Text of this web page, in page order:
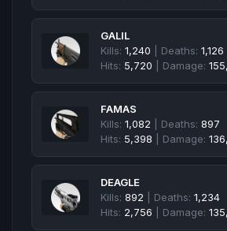
GALIL
Kills: 1,240 | Deaths: 1,126
Hits: 5,720 | Damage:
FAMAS
Kills: 1,082 | Deaths: 897
Hits: 5,398 | Damage:
DEAGLE
Kills: 892 | Deaths: 1,234
Hits: 2,756 | Damage: